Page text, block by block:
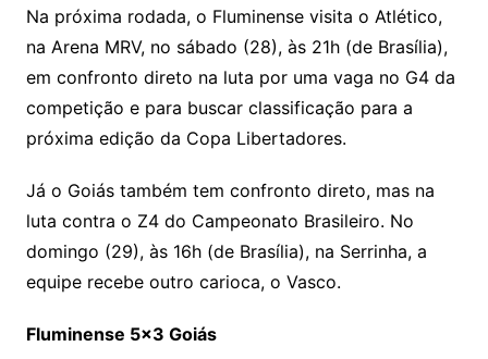
Na próxima rodada, o Fluminense visita o Atlético,
na Arena MRV, no sábado (28), às 21h (de Brasília),
em confronto direto na luta por uma vaga no G4 da
competição e para buscar classificação para a
próxima edição da Copa Libertadores.
Já o Goiás também tem confronto direto, mas na
luta contra o Z4 do Campeonato Brasileiro. No
domingo (29), às 16h (de Brasília), na Serrinha, a
equipe recebe outro carioca, o Vasco.
Fluminense 5×3 Goiás